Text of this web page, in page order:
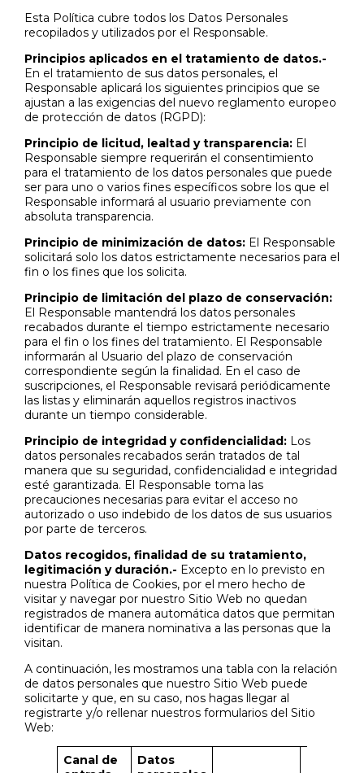
Esta Política cubre todos los Datos Personales
recopilados y utilizados por el Responsable.
Principios aplicados en el tratamiento de datos.-
En el tratamiento de sus datos personales, el
Responsable aplicará los siguientes principios que se
ajustan a las exigencias del nuevo reglamento europeo
de protección de datos (RGPD):
Principio de licitud, lealtad y transparencia: El
Responsable siempre requerirán el consentimiento
para el tratamiento de los datos personales que puede
ser para uno o varios fines específicos sobre los que el
Responsable informará al usuario previamente con
absoluta transparencia.
Principio de minimización de datos: El Responsable
solicitará solo los datos estrictamente necesarios para el
fin o los fines que los solicita.
Principio de limitación del plazo de conservación:
El Responsable mantendrá los datos personales
recabados durante el tiempo estrictamente necesario
para el fin o los fines del tratamiento. El Responsable
informarán al Usuario del plazo de conservación
correspondiente según la finalidad. En el caso de
suscripciones, el Responsable revisará periódicamente
las listas y eliminarán aquellos registros inactivos
durante un tiempo considerable.
Principio de integridad y confidencialidad: Los
datos personales recabados serán tratados de tal
manera que su seguridad, confidencialidad e integridad
esté garantizada. El Responsable toma las
precauciones necesarias para evitar el acceso no
autorizado o uso indebido de los datos de sus usuarios
por parte de terceros.
Datos recogidos, finalidad de su tratamiento,
legitimación y duración.- Excepto en lo previsto en
nuestra Política de Cookies, por el mero hecho de
visitar y navegar por nuestro Sitio Web no quedan
registrados de manera automática datos que permitan
identificar de manera nominativa a las personas que la
visitan.
A continuación, les mostramos una tabla con la relación
de datos personales que nuestro Sitio Web puede
solicitarte y que, en su caso, nos hagas llegar al
registrarte y/o rellenar nuestros formularios del Sitio
Web:
Canal de
Datos